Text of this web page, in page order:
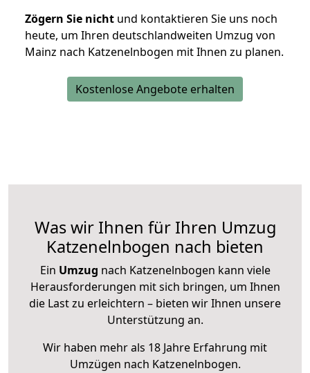
Zögern Sie nicht und kontaktieren Sie uns noch
heute, um Ihren deutschlandweiten Umzug von
Mainz nach Katzenelnbogen mit Ihnen zu planen.
Kostenlose Angebote erhalten
Was wir Ihnen für Ihren Umzug
Katzenelnbogen nach bieten
Ein Umzug nach Katzenelnbogen kann viele
Herausforderungen mit sich bringen, um Ihnen
die Last zu erleichtern – bieten wir Ihnen unsere
Unterstützung an.
Wir haben mehr als 18 Jahre Erfahrung mit
Umzügen nach Katzenelnbogen.